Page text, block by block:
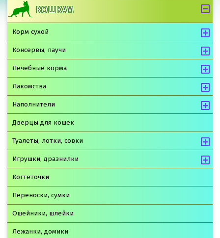
КОШКАМ
Корм сухой
Консервы, паучи
Лечебные корма
Лакомства
Наполнители
Дверцы для кошек
Туалеты, лотки, совки
Игрушки, дразнилки
Когтеточки
Переноски, сумки
Ошейники, шлейки
Лежанки, домики